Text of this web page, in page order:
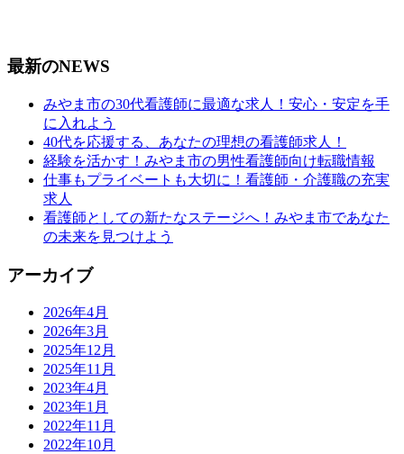
最新のNEWS
みやま市の30代看護師に最適な求人！安心・安定を手
に入れよう
40代を応援する、あなたの理想の看護師求人！
経験を活かす！みやま市の男性看護師向け転職情報
仕事もプライベートも大切に！看護師・介護職の充実
求人
看護師としての新たなステージへ！みやま市であなた
の未来を見つけよう
アーカイブ
2026年4月
2026年3月
2025年12月
2025年11月
2023年4月
2023年1月
2022年11月
2022年10月